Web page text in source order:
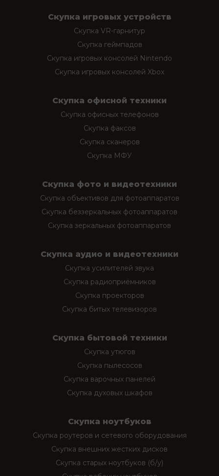
Скупка игровых устройств
Скупка VR-гарнитур
Скупка геймпадов
Скупка игровых консолей Nintendo
Скупка игровых консолей Xbox
Скупка офисной техники
Скупка офисных телефонов
Скупка факсов
Скупка сканеров
Скупка МФУ
Скупка фото и видеотехники
Скупка объективов для фотоаппаратов
Скупка беззеркальных фотоаппаратов
Скупка зеркальных фотоаппаратов
Скупка аудио и видеотехники
Скупка усилителей звука
Скупка радиоприёмников
Скупка проекторов
Скупка битых телевизоров
Скупка бытовой техники
Скупка утюгов
Скупка пылесосов
Скупка варочных панелей
Скупка духовых шкафов
Скупка ноутбуков
Скупка роутеров и сетевого оборудования
Скупка внешних жестких дисков
Скупка старых ноутбуков (б/у)